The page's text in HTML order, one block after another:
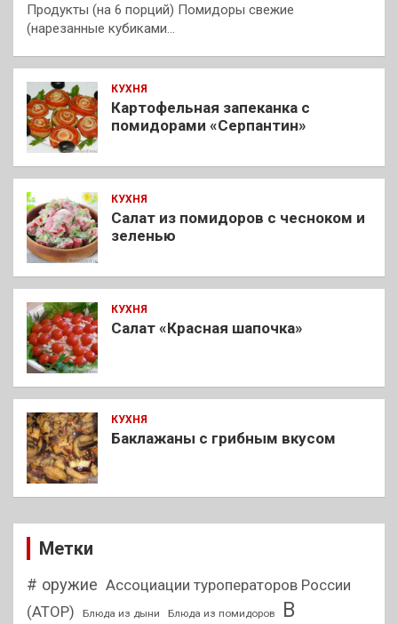
Продукты (на 6 порций) Помидоры свежие
(нарезанные кубиками…
КУХНЯ
Картофельная запеканка с
помидорами «Серпантин»
КУХНЯ
Салат из помидоров с чесноком и
зеленью
КУХНЯ
Салат «Красная шапочка»
КУХНЯ
Баклажаны с грибным вкусом
Метки
# оружие Ассоциации туроператоров России
(АТОР)
Блюда из дыни Блюда из помидоров
В